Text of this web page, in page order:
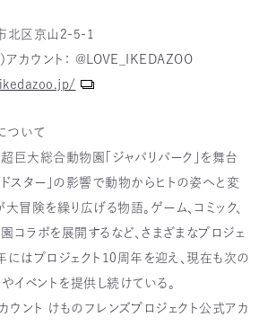
北区京山2-5-1
カウント： @LOVE_IKEDAZOO
ついて
超巨大総合動物園「ジャパリパーク」を舞台
スター」の影響で動物からヒトの姿へと変
冒険を繰り広げる物語。ゲーム、コミック、
園コラボを展開するなど、さまざまなプロジェ
にはプロジェクト10周年を迎え、現在も次の
イベントを提供し続けている。
ント けものフレンズプロジェクト公式アカ